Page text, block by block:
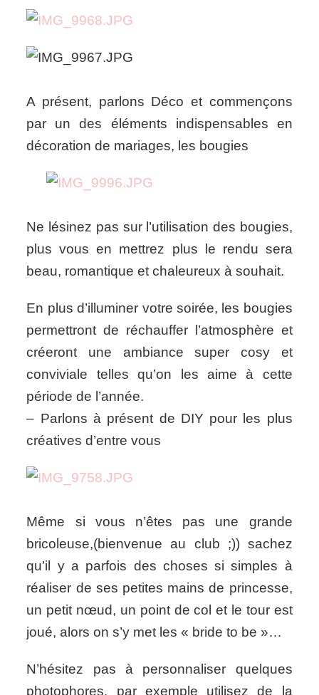
A présent, parlons Déco et commençons
par un des éléments indispensables en
décoration de mariages, les bougies
Ne lésinez pas sur l’utilisation des bougies,
plus vous en mettrez plus le rendu sera
beau, romantique et chaleureux à souhait.
En plus d’illuminer votre soirée, les bougies
permettront de réchauffer l’atmosphère et
créeront une ambiance super cosy et
conviviale telles qu’on les aime à cette
période de l’année.
– Parlons à présent de DIY pour les plus
créatives d’entre vous
Même si vous n’êtes pas une grande
bricoleuse,(bienvenue au club ;)) sachez
qu’il y a parfois des choses si simples à
réaliser de ses petites mains de princesse,
un petit nœud, un point de col et le tour est
joué, alors on s’y met les « bride to be »…
N’hésitez pas à personnaliser quelques
photophores, par exemple utilisez de la